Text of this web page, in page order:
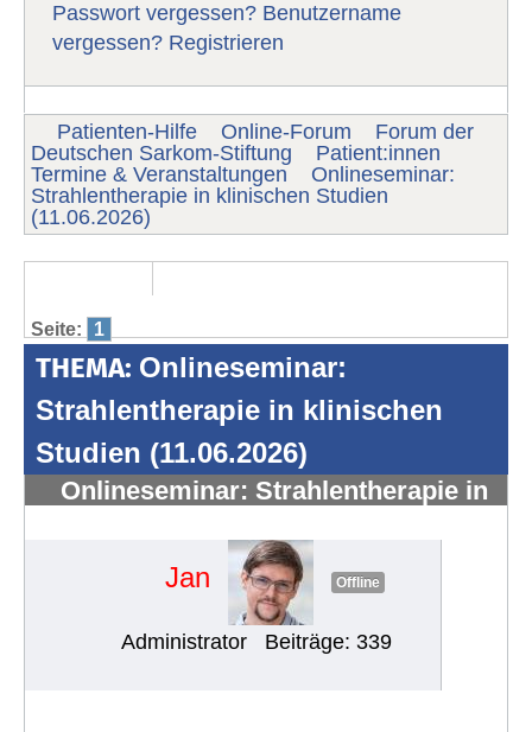
Passwort vergessen? Benutzername
vergessen? Registrieren
Patienten-Hilfe Online-Forum
Forum der
Deutschen Sarkom-Stiftung
Patient:innen
Termine & Veranstaltungen
Onlineseminar:
Strahlentherapie in klinischen Studien
(11.06.2026)
Seite: 1
THEMA: Onlineseminar:
Strahlentherapie in klinischen
Studien (11.06.2026)
Onlineseminar: Strahlentherapie in
Jan Offline
Administrator Beiträge: 339